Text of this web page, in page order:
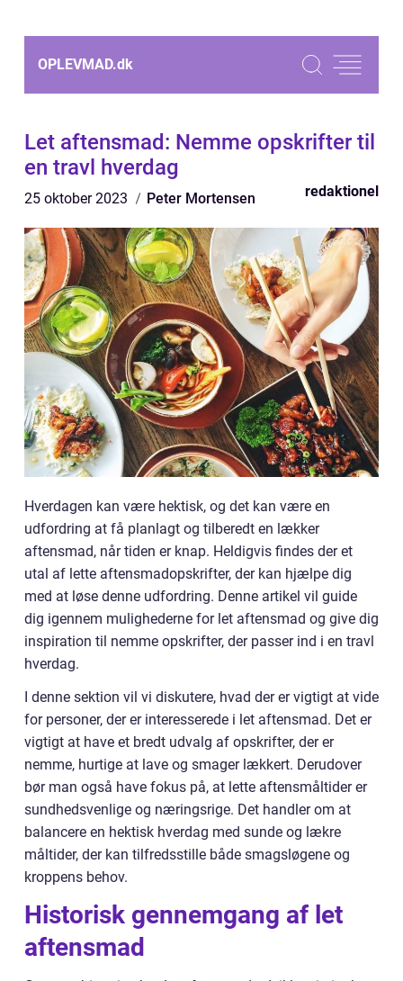
OPLEVMAD.dk
Let aftensmad: Nemme opskrifter til
en travl hverdag
25 oktober 2023 Peter Mortensen redaktionel
Hverdagen kan være hektisk, og det kan være en
udfordring at få planlagt og tilberedt en lækker
aftensmad, når tiden er knap. Heldigvis findes der et
utal af lette aftensmadopskrifter, der kan hjælpe dig
med at løse denne udfordring. Denne artikel vil guide
dig igennem mulighederne for let aftensmad og give dig
inspiration til nemme opskrifter, der passer ind i en travl
hverdag.
I denne sektion vil vi diskutere, hvad der er vigtigt at vide
for personer, der er interesserede i let aftensmad. Det er
vigtigt at have et bredt udvalg af opskrifter, der er
nemme, hurtige at lave og smager lækkert. Derudover
bør man også have fokus på, at lette aftensmåltider er
sundhedsvenlige og næringsrige. Det handler om at
balancere en hektisk hverdag med sunde og lækre
måltider, der kan tilfredsstille både smagsløgene og
kroppens behov.
Historisk gennemgang af let
aftensmad